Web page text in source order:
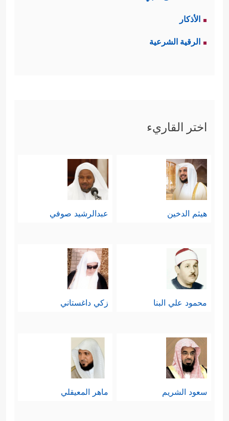
الأذكار
الرقية الشرعية
اختر القاريء
هيثم الدخين عبدالرشيد صوفي
محمود علي البنا زكي داغستاني
سعود الشريم ماهر المعيقلي